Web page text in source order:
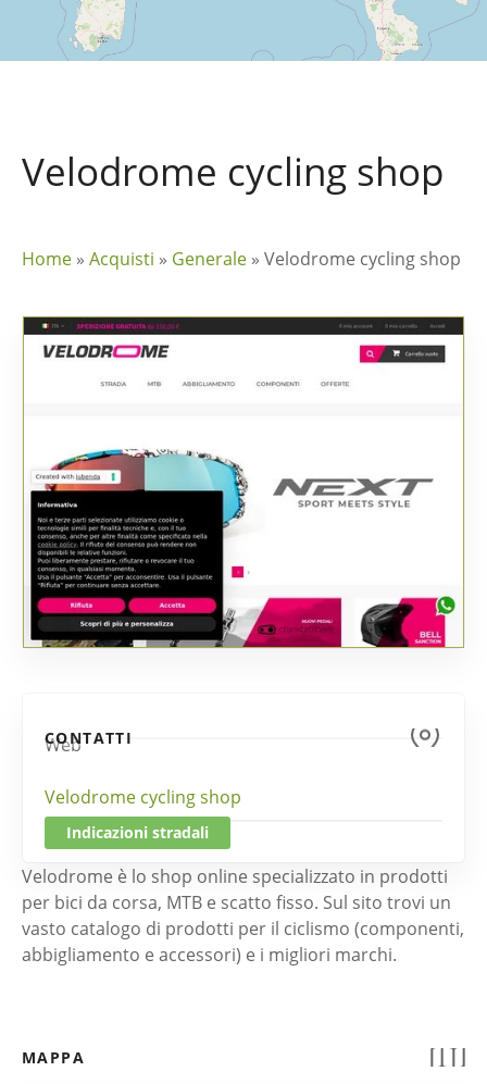
Velodrome cycling shop
Home » Acquisti » Generale » Velodrome cycling shop
CONTATTI
Web
Velodrome cycling shop
Indicazioni stradali
Velodrome è lo shop online specializzato in prodotti
per bici da corsa, MTB e scatto fisso. Sul sito trovi un
vasto catalogo di prodotti per il ciclismo (componenti,
abbigliamento e accessori) e i migliori marchi.
MAPPA